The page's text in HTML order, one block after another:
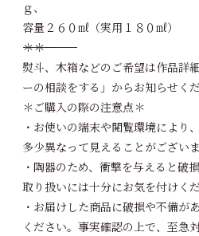
ｇ、
容量２６０㎖（実用１８０㎖）
――――――――――――＊＊――――――――――――
熨斗、木箱などのご希望は作品詳
ーの相談をする」からお知らせくだ
＊ご購入の際の注意点＊
・お使いの端末や閲覧環境により
多少異なって見えることがございま
・陶器のため、衝撃を与えると破
取り扱いには十分にお気を付けくだ
・お届けした商品に破損や不備が
ください。事実確認の上で、至急